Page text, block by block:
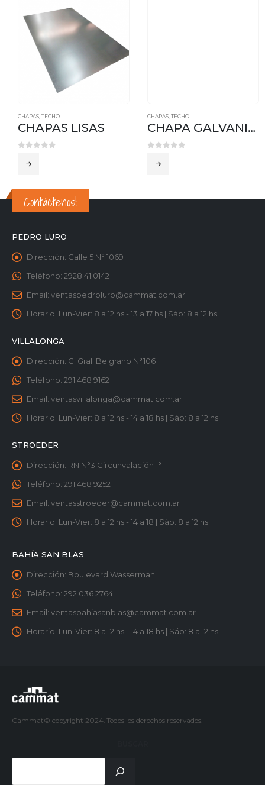
CHAPAS,TECHO
CHAPAS LISAS
CHAPAS,TECHO
CHAPA GALVANIZADA SINUSOIDAL
Contáctenos!
PEDRO LURO
Dirección: Calle 5 N° 1069
Teléfono: 2928 41 0142
Email: ventaspedroluro@cammat.com.ar
Horario: Lun-Vier: 8 a 12 hs - 13 a 17 hs | Sáb: 8 a 12 hs
VILLALONGA
Dirección: C. Gral. Belgrano N°106
Teléfono: 291 468 9162
Email: ventasvillalonga@cammat.com.ar
Horario: Lun-Vier: 8 a 12 hs - 14 a 18 hs | Sáb: 8 a 12 hs
STROEDER
Dirección: RN N°3 Circunvalación 1°
Teléfono: 291 468 9252
Email: ventasstroeder@cammat.com.ar
Horario: Lun-Vier: 8 a 12 hs - 14 a 18 | Sáb: 8 a 12 hs
BAHÍA SAN BLAS
Dirección: Boulevard Wasserman
Teléfono: 292 036 2764
Email: ventasbahiasanblas@cammat.com.ar
Horario: Lun-Vier: 8 a 12 hs - 14 a 18 hs | Sáb: 8 a 12 hs
Cammat© copyright 2024. Todos los derechos reservados.